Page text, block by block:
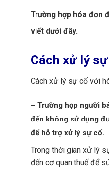
Trường hợp hóa đơn
viết dưới đây.
Cách xử lý
Cách xử lý sự cố với
– Trường hợp người
đến không sử dụng
để hỗ trợ xử lý sự cố.
Trong thời gian xử lý
đến cơ quan thuế để